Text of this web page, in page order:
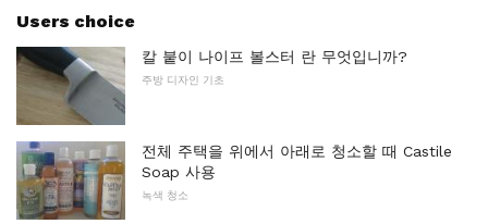
Users choice
칼 붙이 나이프 볼스터 란 무엇입니까?
주방 디자인 기초
전체 주택을 위에서 아래로 청소할 때 Castile
Soap 사용
녹색 청소